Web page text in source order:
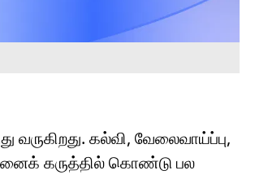
கல்வி, வேலைவாய்ப்பு,
கருத்தில் கொண்டு பல